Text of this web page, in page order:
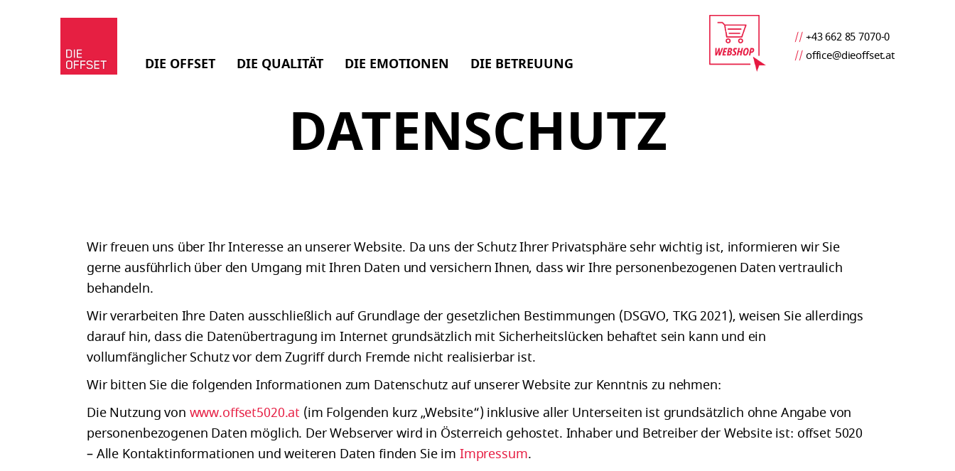
DIE OFFSET DIE QUALITÄT DIE EMOTIONEN DIE BETREUUNG
//+43 662 85 7070-0
//office@dieoffset.at
DATENSCHUTZ
Wir freuen uns über Ihr Interesse an unserer Website. Da uns der Schutz Ihrer Privatsphäre sehr wichtig ist, informieren wir Sie
gerne ausführlich über den Umgang mit Ihren Daten und versichern Ihnen, dass wir Ihre personenbezogenen Daten vertraulich
behandeln.
Wir verarbeiten Ihre Daten ausschließlich auf Grundlage der gesetzlichen Bestimmungen (DSGVO, TKG 2021), weisen Sie allerdings
darauf hin, dass die Datenübertragung im Internet grundsätzlich mit Sicherheitslücken behaftet sein kann und ein
vollumfänglicher Schutz vor dem Zugriff durch Fremde nicht realisierbar ist.
Wir bitten Sie die folgenden Informationen zum Datenschutz auf unserer Website zur Kenntnis zu nehmen:
Die Nutzung von www.offset5020.at (im Folgenden kurz „Website“) inklusive aller Unterseiten ist grundsätzlich ohne Angabe von
personenbezogenen Daten möglich. Der Webserver wird in Österreich gehostet. Inhaber und Betreiber der Website ist: offset 5020
– Alle Kontaktinformationen und weiteren Daten finden Sie im Impressum.